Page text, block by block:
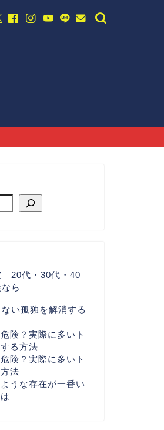
20代・30代・40
ら
い孤独を解消する
険？実際に多いト
る方法
険？実際に多いト
法
うな存在が一番い